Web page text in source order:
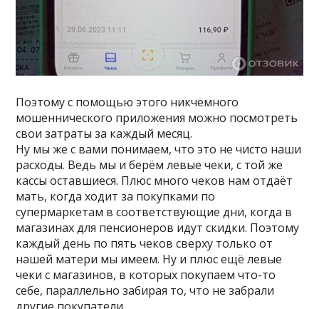
Поэтому с помощью этого никчёмного
мошеннического приложения можно посмотреть
свои затраты за каждый месяц.
Ну мы же с вами понимаем, что это не чисто наши
расходы. Ведь мы и берём левые чеки, с той же
кассы оставшиеся. Плюс много чеков нам отдаёт
мать, когда ходит за покупками по
супермаркетам в соответствующие дни, когда в
магазинах для пенсионеров идут скидки. Поэтому
каждый день по пять чеков сверху только от
нашей матери мы имеем. Ну и плюс ещё левые
чеки с магазинов, в которых покупаем что-то
себе, параллельно забирая то, что не забрали
другие покупатели.